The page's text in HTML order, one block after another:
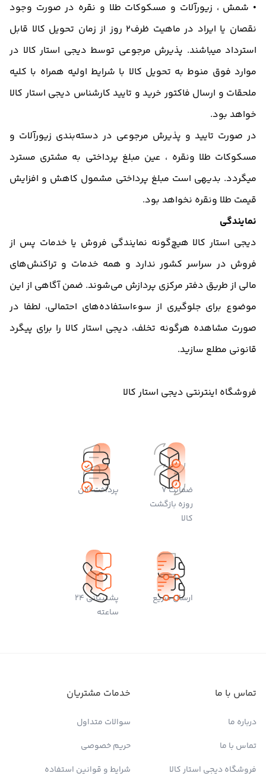
• شمش ، زیورآلات و مسکوکات طلا و نقره در صورت وجود
نقصان یا ایراد در ماهیت ظرف2 روز از زمان تحویل کالا قابل
استرداد میباشند. پذیرش مرجوعی توسط دیجی استار کالا در
موارد فوق منوط به تحویل کالا با شرایط اولیه همراه با کلیه
ملحقات و ارسال فاکتور خرید و تایید کارشناس دیجی استار کالا
خواهد بود.
در صورت تایید و پذیرش مرجوعی در دسته‌بندی زیورآلات و
مسکوکات طلا ونقره ، عین مبلغ پرداختی به مشتری مسترد
میگردد. بدیهی است مبلغ پرداختی مشمول کاهش و افزایش
قیمت طلا ونقره نخواهد بود.
نمایندگی
دیجی استار کالا هیچ‌گونه نمایندگی فروش یا خدمات پس از
فروش در سراسر کشور ندارد و همه خدمات و تراکنش‏‌های
مالی از طریق دفتر مرکزی پردازش می‏‌شوند. ضمن آگاهی از این
موضوع برای جلوگیری از سوءاستفاده‌های احتمالی، لطفا در
صورت مشاهده هرگونه تخلف، دیجی استار کالا را برای پیگرد
قانونی مطلع سازید.
فروشگاه اینترنتی دیجی استار کالا
ضمانت 7
روزه بازگشت
کالا
پرداخت امن
ارسال سریع
پشتیبانی 24
ساعته
تماس با ما
درباره ما
تماس با ما
فروشگاه دیجی استار کالا
خدمات مشتریان
سوالات متداول
حریم خصوصی
شرایط و قوانین استفاده